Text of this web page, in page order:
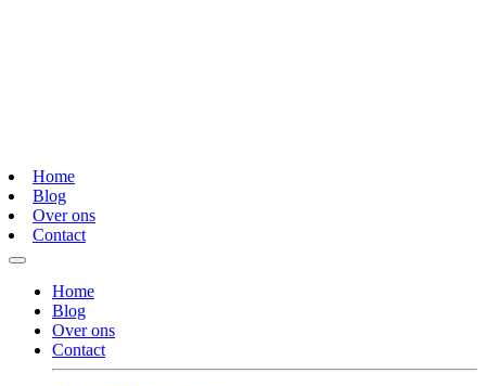
Home
Blog
Over ons
Contact
Home
Blog
Over ons
Contact